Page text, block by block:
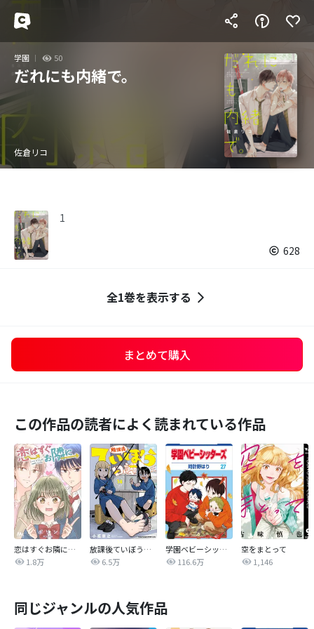
学園 50
だれにも内緒で。
佐倉リコ
1
628
全1巻を表示する
まとめて購入
この作品の読者によく読まれている作品
恋はすぐお隣に【タテヨミ】
1.8万
放課後ていぼう日誌
6.5万
学園ベビーシッターズ
116.6万
空をまとって
1,146
同じジャンルの人気作品